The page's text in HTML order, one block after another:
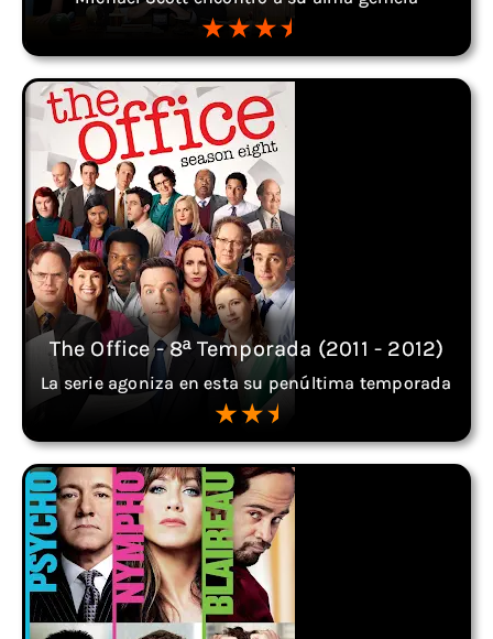
The Office - 8ª Temporada (2011 - 2012)
La serie agoniza en esta su penúltima temporada